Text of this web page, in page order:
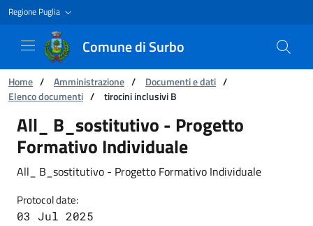
Regione Puglia
Comune di Surbo
You are:
Home / Amministrazione / Documenti e dati /
Elenco documenti / tirocini inclusivi B
tirocini inclusivi B
All_ B_sostitutivo - Progetto
Formativo Individuale
All_ B_sostitutivo - Progetto Formativo Individuale
Protocol date:
03 Jul 2025